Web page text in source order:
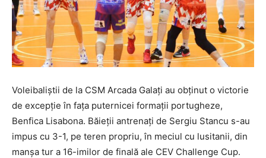
Voleibaliștii de la CSM Arcada Galați au obținut o victorie
de excepție în fața puternicei formații portugheze,
Benfica Lisabona. Băieții antrenați de Sergiu Stancu s-au
impus cu 3-1, pe teren propriu, în meciul cu lusitanii, din
manșa tur a 16-imilor de finală ale CEV Challenge Cup.